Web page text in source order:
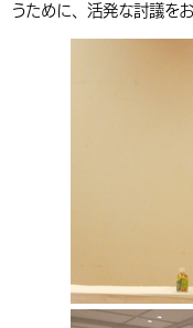
地方創生・地域活性化
うために、活発な討議を